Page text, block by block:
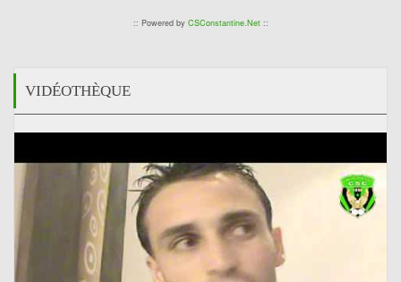
:: Powered by CSConstantine.Net::
VIDÉOTHÈQUE